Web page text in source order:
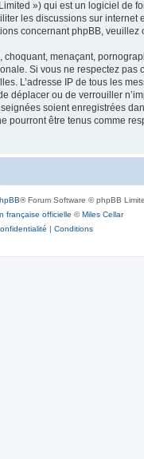
») qui est un logiciel de
les discussions sur
concernant phpBB, veuillez
menaçant,
Si vous ne respectez
L’adresse IP de tous les
ou de verrouiller
soient enregistrées
être tenus comme
® Forum Software © phpBB
française officielle ©Miles Cellar
| Conditions